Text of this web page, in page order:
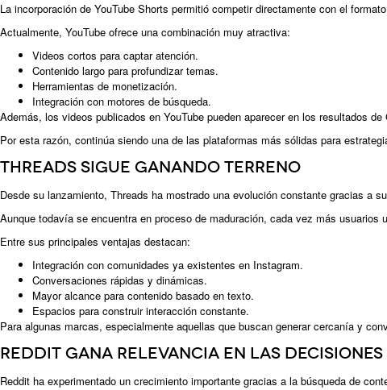
La incorporación de YouTube Shorts permitió competir directamente con el
Actualmente, YouTube ofrece una combinación muy atractiva:
Videos cortos para captar atención.
Contenido largo para profundizar temas.
Herramientas de monetización.
Integración con motores de búsqueda.
Además, los videos publicados en YouTube pueden aparecer en los resultados
Por esta razón, continúa siendo una de las plataformas más sólidas para
Threads sigue ganando terreno
Desde su lanzamiento, Threads ha mostrado una evolución constante gracias a
Aunque todavía se encuentra en proceso de maduración, cada vez más
Entre sus principales ventajas destacan:
Integración con comunidades ya existentes en Instagram.
Conversaciones rápidas y dinámicas.
Mayor alcance para contenido basado en texto.
Espacios para construir interacción constante.
Para algunas marcas, especialmente aquellas que buscan generar cercanía y
Reddit gana relevancia en las decisiones
Reddit ha experimentado un crecimiento importante gracias a la búsqueda de